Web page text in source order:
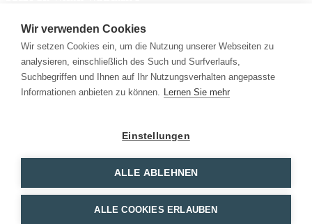
Nützliches
Immobilienwissen
Formulare & Rechner
Expert:innen
Info
Wir verwenden Cookies
Wir setzen Cookies ein, um die Nutzung unserer Webseiten zu
analysieren, einschließlich des Such und Surfverlaufs,
Suchbegriffen und Ihnen auf Ihr Nutzungsverhalten angepasste
Informationen anbieten zu können. Lernen Sie mehr
Einstellungen
ALLE ABLEHNEN
ALLE COOKIES ERLAUBEN